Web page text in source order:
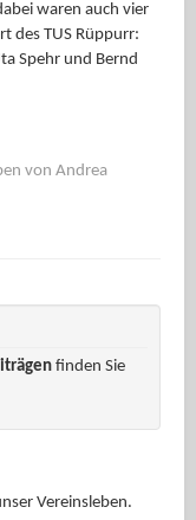
waren auch vier
des TUS Rüppurr:
Spehr und Bernd
von Andrea
finden Sie
Vereinsleben.